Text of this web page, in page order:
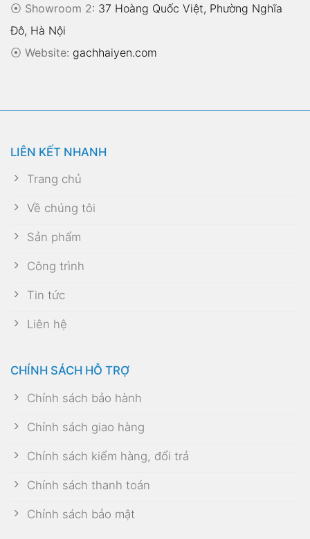
⦿ Showroom 2: 37 Hoàng Quốc Việt, Phường Nghĩa
Đô, Hà Nội
⦿ Website: gachhaiyen.com
LIÊN KẾT NHANH
Trang chủ
Về chúng tôi
Sản phẩm
Công trình
Tin tức
Liên hệ
CHÍNH SÁCH HỖ TRỢ
Chính sách bảo hành
Chính sách giao hàng
Chính sách kiểm hàng, đổi trả
Chính sách thanh toán
Chính sách bảo mật